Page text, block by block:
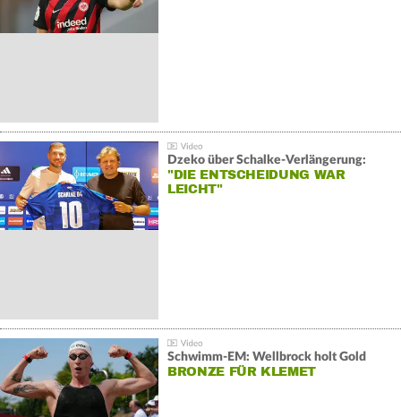
Dzeko über Schalke-Verlängerung:
"DIE ENTSCHEIDUNG WAR
LEICHT"
Schwimm-EM: Wellbrock holt Gold
BRONZE FÜR KLEMET